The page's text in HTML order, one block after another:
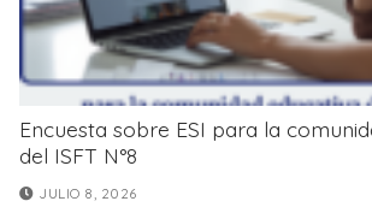
Encuesta sobre ESI para la
del ISFT N°8
JULIO 8, 2026